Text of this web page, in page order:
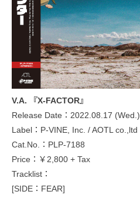
V.A. 『X-FACTOR』
Release Date：2022.08.17 (Wed.)
Label：P-VINE, Inc. / AOTL co.,ltd
Cat.No.：PLP-7188
Price：￥2,800 + Tax
Tracklist：
[SIDE：FEAR]